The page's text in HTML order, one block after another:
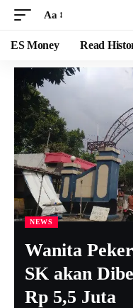
Aa
ES Money Read
NEWS
Wanita
SK akan
Rp 5,5 Juta